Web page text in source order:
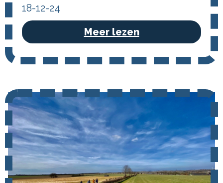
Meer lezen
18-12-24